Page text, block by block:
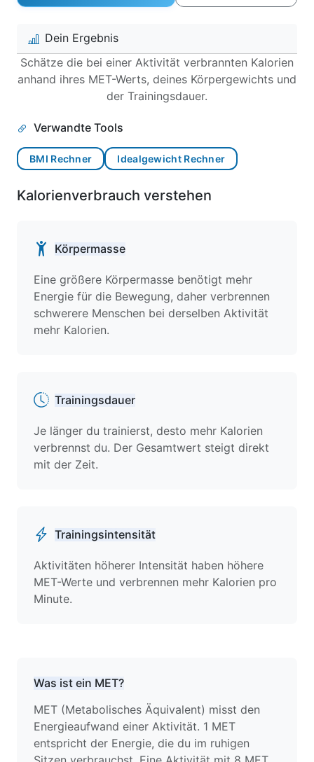
Dein Ergebnis
Schätze die bei einer Aktivität verbrannten Kalorien
anhand ihres MET-Werts, deines Körpergewichts und
der Trainingsdauer.
Verwandte Tools
BMI Rechner Idealgewicht Rechner
Kalorienverbrauch verstehen
Körpermasse
Eine größere Körpermasse benötigt mehr
Energie für die Bewegung, daher verbrennen
schwerere Menschen bei derselben Aktivität
mehr Kalorien.
Trainingsdauer
Je länger du trainierst, desto mehr Kalorien
verbrennst du. Der Gesamtwert steigt direkt
mit der Zeit.
Trainingsintensität
Aktivitäten höherer Intensität haben höhere
MET-Werte und verbrennen mehr Kalorien pro
Minute.
Was ist ein MET?
MET (Metabolisches Äquivalent) misst den
Energieaufwand einer Aktivität. 1 MET
entspricht der Energie, die du im ruhigen